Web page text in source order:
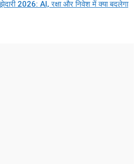
2026: AI, रक्षा और निवेश में क्या बदलेगा